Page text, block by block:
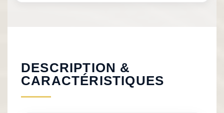
DESCRIPTION &
CARACTÉRISTIQUES